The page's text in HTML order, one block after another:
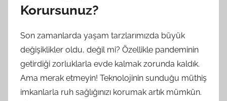
Korursunuz?
Son zamanlarda yaşam tarzlarımızda büyük
değişiklikler oldu, değil mi? Özellikle pandeminin
getirdiği zorluklarla evde kalmak zorunda kaldık.
Ama merak etmeyin! Teknolojinin sunduğu müthiş
imkanlarla ruh sağlığınızı korumak artık mümkün.